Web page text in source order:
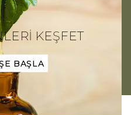
KEŞFET
BAŞLA